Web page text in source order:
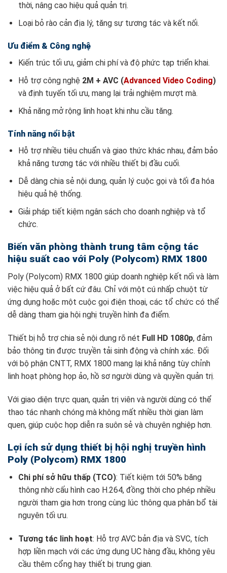
thời, nâng cao hiệu quả quản trị.
Loại bỏ rào cản địa lý, tăng sự tương tác và kết nối.
Ưu điểm & Công nghệ
Kiến trúc tối ưu, giảm chi phí và độ phức tạp triển khai.
Hỗ trợ công nghệ 2M + AVC (Advanced Video Coding)
và định tuyến tối ưu, mang lại trải nghiệm mượt mà.
Khả năng mở rộng linh hoạt khi nhu cầu tăng.
Tính năng nổi bật
Hỗ trợ nhiều tiêu chuẩn và giao thức khác nhau, đảm bảo
khả năng tương tác với nhiều thiết bị đầu cuối.
Dễ dàng chia sẻ nội dung, quản lý cuộc gọi và tối đa hóa
hiệu quả hệ thống.
Giải pháp tiết kiệm ngân sách cho doanh nghiệp và tổ
chức.
Biến văn phòng thành trung tâm cộng tác
hiệu suất cao với Poly (Polycom) RMX 1800
Poly (Polycom) RMX 1800 giúp doanh nghiệp kết nối và làm
việc hiệu quả ở bất cứ đâu. Chỉ với một cú nhấp chuột từ
ứng dụng hoặc một cuộc gọi điện thoại, các tổ chức có thể
dễ dàng tham gia hội nghị truyền hình đa điểm.
Thiết bị hỗ trợ chia sẻ nội dung rõ nét Full HD 1080p, đảm
bảo thông tin được truyền tải sinh động và chính xác. Đối
với bộ phận CNTT, RMX 1800 mang lại khả năng tùy chỉnh
linh hoạt phòng họp ảo, hồ sơ người dùng và quyền quản trị.
Với giao diện trực quan, quản trị viên và người dùng có thể
thao tác nhanh chóng mà không mất nhiều thời gian làm
quen, giúp cuộc họp diễn ra suôn sẻ và chuyên nghiệp hơn.
Lợi ích sử dụng thiết bị hội nghị truyền hình
Poly (Polycom) RMX 1800
Chi phí sở hữu thấp (TCO): Tiết kiệm tới 50% băng
thông nhờ cấu hình cao H.264, đồng thời cho phép nhiều
người tham gia hơn trong cùng lúc thông qua phân bổ tài
nguyên tối ưu.
Tương tác linh hoạt: Hỗ trợ AVC bản địa và SVC, tích
hợp liền mạch với các ứng dụng UC hàng đầu, không yêu
cầu thêm cổng hay thiết bị trung gian.